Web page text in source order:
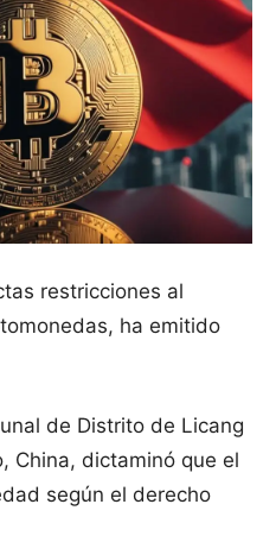
restricciones al
ha emitido
de Distrito de Licang
China, dictaminó que el
según el derecho